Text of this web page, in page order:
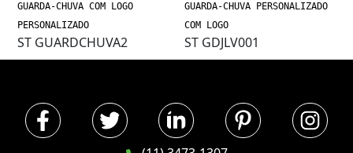
GUARDA-CHUVA COM LOGO
PERSONALIZADO
ST GUARDCHUVA2
GUARDA-CHUVA PERSONALIZADO
COM LOGO
ST GDJLV001